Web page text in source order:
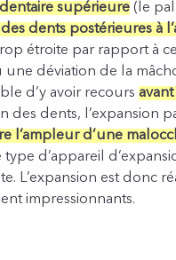
supérieure (le
dents postérieures à
étroite par rapport à
déviation de la
d’y avoir recours
des dents, l’expansion
l’ampleur d’une
type d’appareil
L’expansion est donc
impressionnants.